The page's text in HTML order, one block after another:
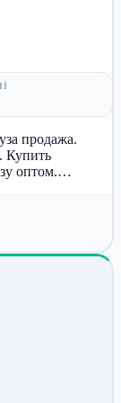
продажа.
Купить
оптом.